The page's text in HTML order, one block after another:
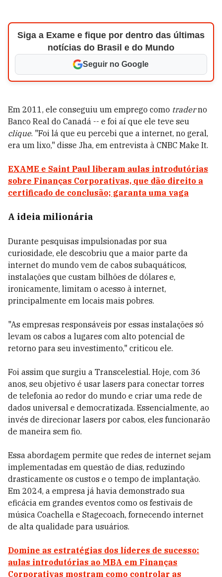
Siga a Exame e fique por dentro das últimas
notícias do Brasil e do Mundo
Seguir no Google
Em 2011, ele conseguiu um emprego como traderno
Banco Real do Canadá -- e foi aí que ele teve seu
clique. "Foi lá que eu percebi que a internet, no geral,
era um lixo," disse Jha, em entrevista à CNBC Make It.
EXAME e Saint Paul liberam aulas introdutórias
sobre Finanças Corporativas, que dão direito a
certificado de conclusão; garanta uma vaga
A ideia milionária
Durante pesquisas impulsionadas por sua
curiosidade, ele descobriu que a maior parte da
internet do mundo vem de cabos subaquáticos,
instalações que custam bilhões de dólares e,
ironicamente, limitam o acesso à internet,
principalmente em locais mais pobres.
"As empresas responsáveis por essas instalações só
levam os cabos a lugares com alto potencial de
retorno para seu investimento," criticou ele.
Foi assim que surgiu a Transcelestial. Hoje, com 36
anos, seu objetivo é usar lasers para conectar torres
de telefonia ao redor do mundo e criar uma rede de
dados universal e democratizada. Essencialmente, ao
invés de direcionar lasers por cabos, eles funcionarão
de maneira sem fio.
Essa abordagem permite que redes de internet sejam
implementadas em questão de dias, reduzindo
drasticamente os custos e o tempo de implantação.
Em 2024, a empresa já havia demonstrado sua
eficácia em grandes eventos como os festivais de
música Coachella e Stagecoach, fornecendo internet
de alta qualidade para usuários.
Domine as estratégias dos líderes de sucesso:
aulas introdutórias ao MBA em Finanças
Corporativas mostram como controlar as